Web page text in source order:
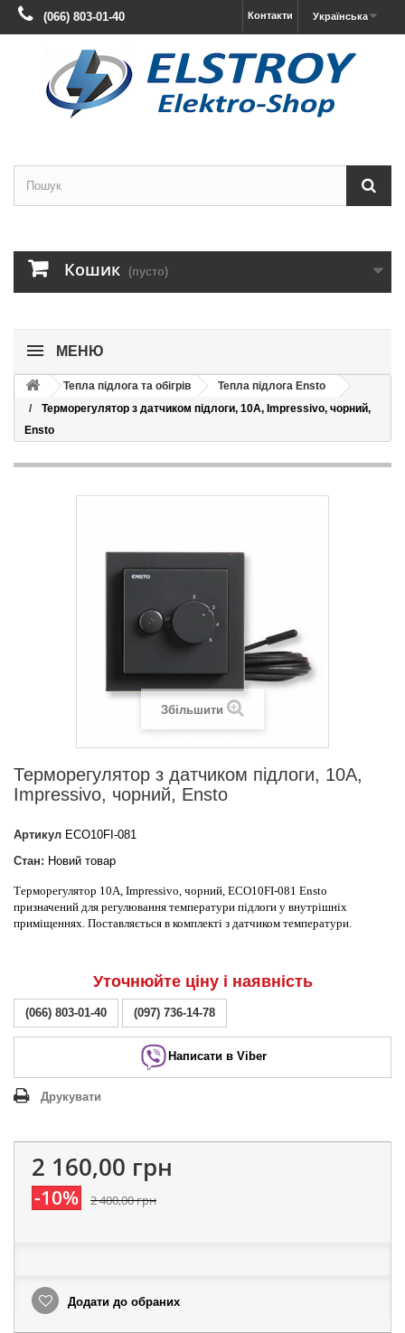
Українська
Контакти
(066) 803-01-40
Кошик (пусто)
МЕНЮ
Тепла підлога та обігрів
Тепла підлога Ensto
Терморегулятор з датчиком підлоги, 10А, Impressivo, чорний,
Ensto
Збільшити
Терморегулятор з датчиком підлоги, 10А,
Impressivo, чорний, Ensto
Артикул ECO10FI-081
Стан: Новий товар
Терморегулятор 10А, Impressivo, чорний, ECO10FI-081 Ensto
призначений для регулювання температури підлоги у внутрішніх
приміщеннях. Поставляється в комплекті з датчиком температури.
Уточнюйте ціну і наявність
(066) 803-01-40 (097) 736-14-78
Написати в Viber
Друкувати
2 160,00 грн
-10% 2 400,00 грн
Додати до обраних